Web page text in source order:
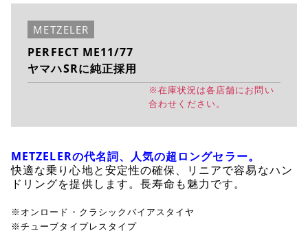
METZELER
PERFECT ME11/77
ヤマハSRに純正採用
※在庫状況は各店舗にお問い
合わせください。
METZELERの代名詞、人気の超ロングセラー。
快適な乗り心地と安定性の確保、リニアで容易なハン
ドリングを提供します。長寿命も魅力です。
※オンロード・クラシックバイアスタイヤ
※チューブタイプレスタイプ